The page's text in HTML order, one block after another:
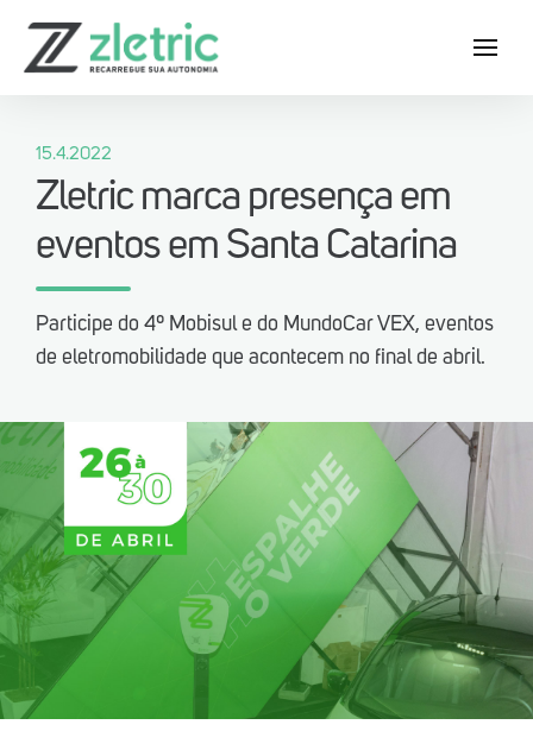
Baixe agora o App Zletric e conheça
as nossas estações de recarga
15.4.2022
Zletric marca presença em
eventos em Santa Catarina
P‍articipe do 4º Mobisul e do MundoCar VEX, eventos
de eletromobilidade que acontecem no final de abril.